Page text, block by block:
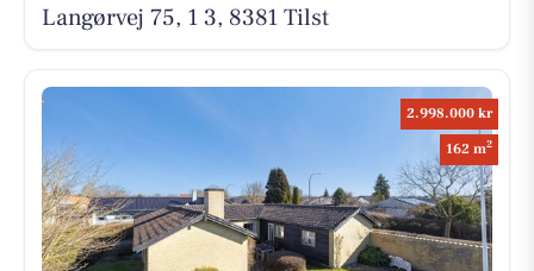
Langørvej 75, 1 3, 8381 Tilst
2.998.000 kr
162 m2